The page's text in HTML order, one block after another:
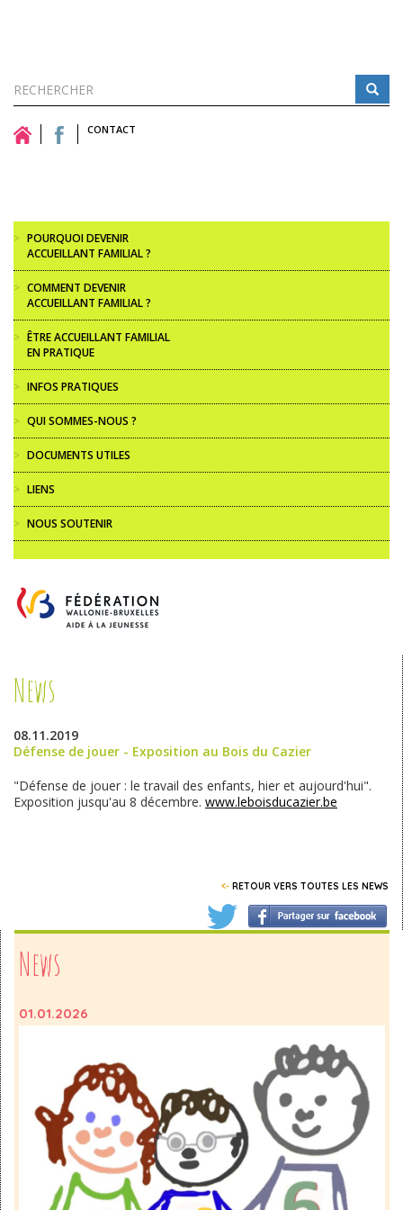
Formulaire
de
recherche
Rechercher CONTACT
> POURQUOI DEVENIR
ACCUEILLANT FAMILIAL ?
> COMMENT DEVENIR
ACCUEILLANT FAMILIAL ?
> ÊTRE ACCUEILLANT FAMILIAL
EN PRATIQUE
> INFOS PRATIQUES
> QUI SOMMES-NOUS ?
> DOCUMENTS UTILES
> LIENS
> NOUS SOUTENIR
News
08.11.2019
Défense de jouer - Exposition au Bois du Cazier
"Défense de jouer : le travail des enfants, hier et aujourd'hui".
Exposition jusqu'au 8 décembre. www.leboisducazier.be
<- RETOUR VERS TOUTES LES NEWS
News
01.01.2026